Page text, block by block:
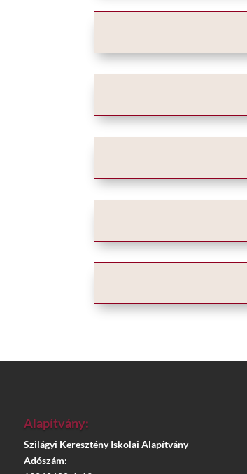
Alapítvány:
Szilágyi Keresztény Iskolai Alapítvány
Adószám: